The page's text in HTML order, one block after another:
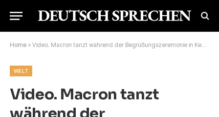
Home » Video. Macron tanzt während der Begrüßungszeremonie in Kenia zu „Hakuna Matata“.
WELT
Video. Macron tanzt